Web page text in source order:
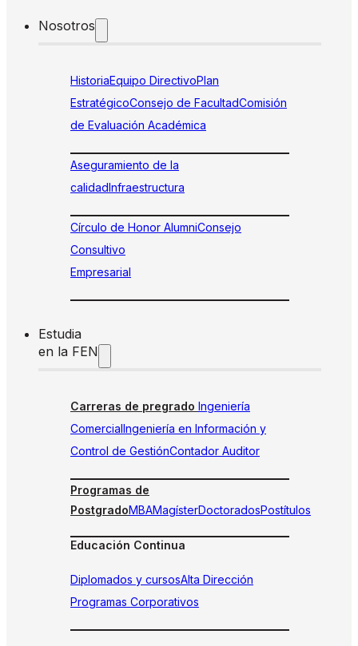
Nosotros
HistoriaEquipo DirectivoPlan
EstratégicoConsejo de FacultadComisión
de Evaluación Académica
Aseguramiento de la
calidadInfraestructura
Círculo de Honor AlumniConsejo
Consultivo
Empresarial
Estudia
en la FEN
Carreras de pregrado Ingeniería
ComercialIngeniería en Información y
Control de GestiónContador Auditor
Programas de
PostgradoMBAMagísterDoctoradosPostítulos
Educación Continua
Diplomados y cursosAlta Dirección
Programas Corporativos